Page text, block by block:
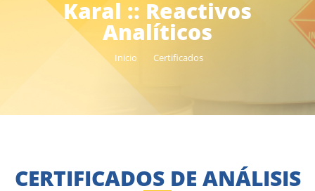
Karal :: Reactivos
Analíticos
Inicio Certificados
CERTIFICADOS DE ANÁLISIS